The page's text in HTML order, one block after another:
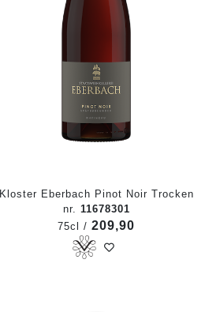
Kloster Eberbach Pinot Noir Trocken
nr. 11678301
75cl / 209,90